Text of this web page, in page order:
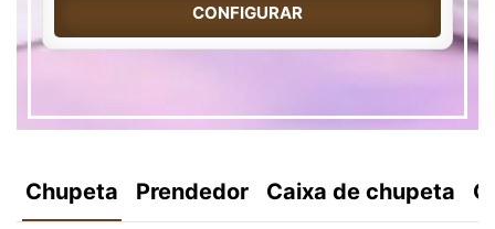
CONFIGURAR
Chupeta Prendedor Caixa de chupeta